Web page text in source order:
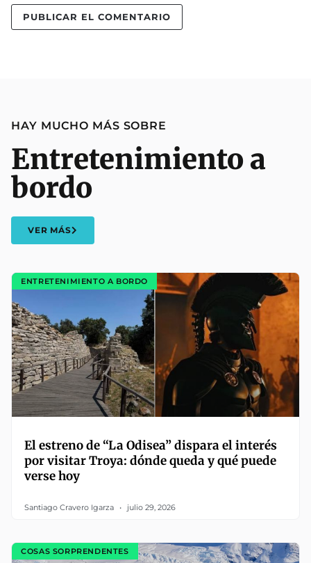
HAY MUCHO MÁS SOBRE
Entretenimiento a
bordo
VER MÁS
ENTRETENIMIENTO A BORDO
El estreno de “La Odisea” dispara el interés
por visitar Troya: dónde queda y qué puede
verse hoy
Santiago Cravero Igarza julio 29, 2026
COSAS SORPRENDENTES